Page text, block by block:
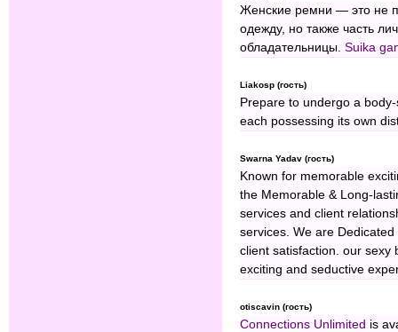
Женские ремни — это не
одежду, но также часть
обладательницы. Suika
Liakosp (гость)
Prepare to undergo a
each possessing its own
Swarna Yadav (гость)
Known for memorable
the Memorable & Long-
services and client
services. We are
client satisfaction. our sexy
exciting and seductive
otiscavin (гость)
Connections Unlimited is